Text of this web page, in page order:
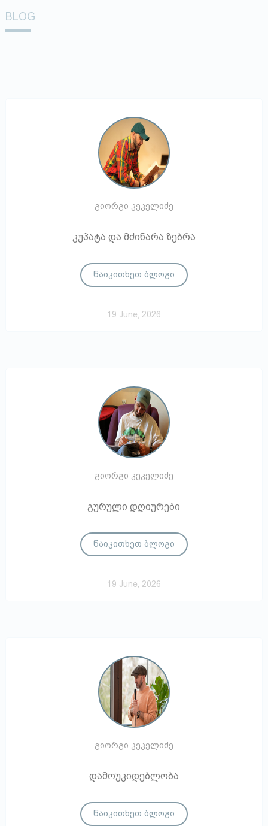
BLOG
გიორგი კეკელიძე
კუპატა და მძინარა ზებრა
წაიკითხეთ ბლოგი
19 June, 2026
გიორგი კეკელიძე
გურული დღიურები
წაიკითხეთ ბლოგი
19 June, 2026
გიორგი კეკელიძე
დამოუკიდებლობა
წაიკითხეთ ბლოგი